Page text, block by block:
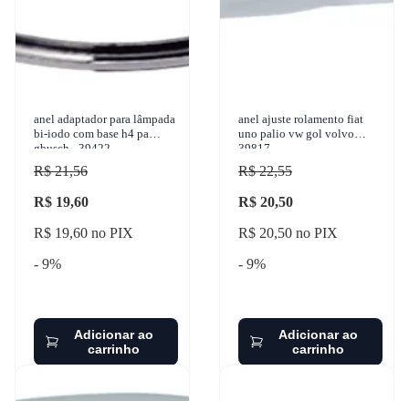
anel adaptador para lâmpada
bi-iodo com base h4 pa
gbusch - 39422
R$ 21,56
R$ 19,60
R$ 19,60 no PIX
- 9%
Adicionar ao
carrinho
anel ajuste rolamento fiat
uno palio vw gol volvo
39817
R$ 22,55
R$ 20,50
R$ 20,50 no PIX
- 9%
Adicionar ao
carrinho